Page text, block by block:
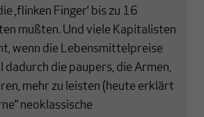
‚flinken Finger‘ bis zu 16
mußten. Und viele Kapitalisten
wenn die Lebensmittelpreise
die paupers, die Armen,
mehr zu leisten (heute erklärt
neoklassische